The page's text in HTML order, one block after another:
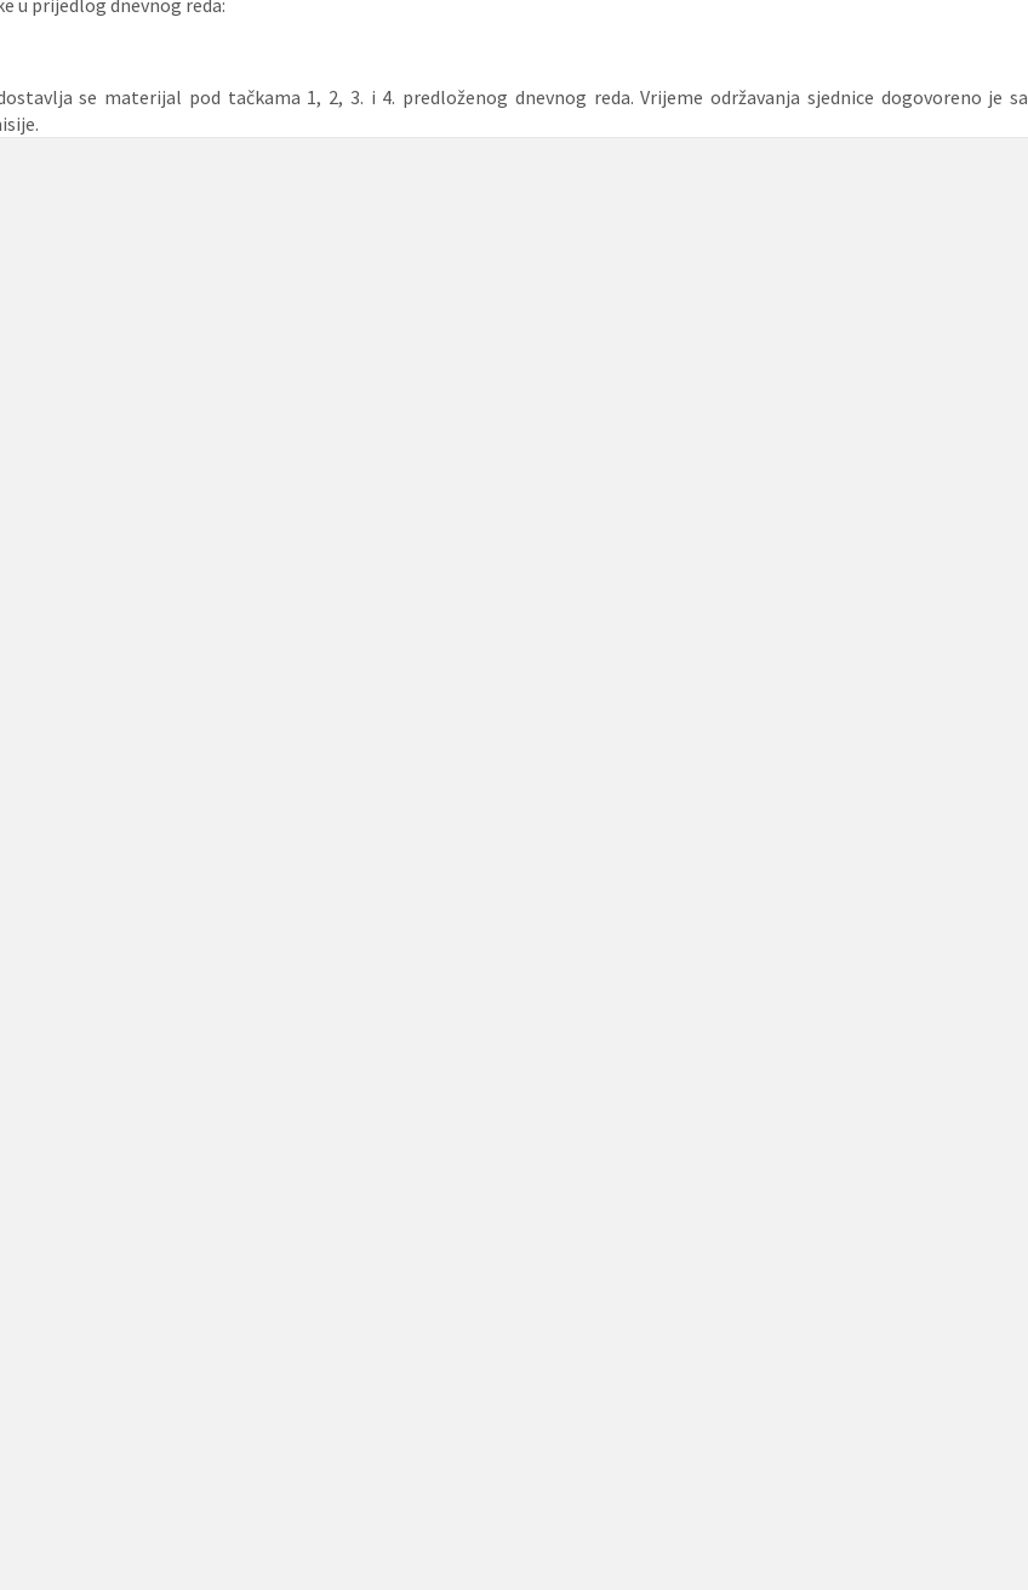
u prijedlog dnevnog reda:
se materijal pod tačkama 1, 2, 3. i 4. predloženog dnevnog reda. Vrijeme održavanja sjednice dogovoreno je sa